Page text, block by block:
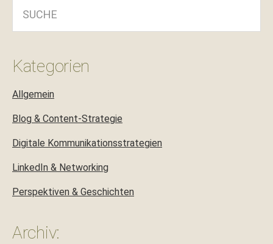
Kategorien
Allgemein
Blog & Content-Strategie
Digitale Kommunikationsstrategien
LinkedIn & Networking
Perspektiven & Geschichten
Archiv: